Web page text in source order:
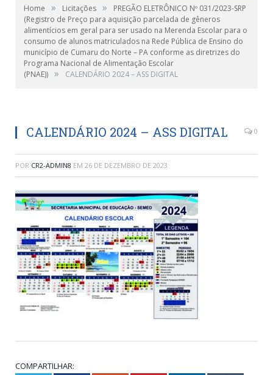
Home » Licitações »
PREGÃO ELETRÔNICO Nº 031/2023-SRP
(Registro de Preço para aquisição parcelada de gêneros
alimentícios em geral para ser usado na Merenda Escolar para o
consumo de alunos matriculados na Rede Pública de Ensino do
município de Cumaru do Norte – PA conforme as diretrizes do
Programa Nacional de Alimentação Escolar
(PNAE)) » CALENDÁRIO 2024 – ASS DIGITAL
CALENDÁRIO 2024 – ASS DIGITAL 0
POR CR2-ADMIN8 EM 26 DE DEZEMBRO DE 2023
COMPARTILHAR: